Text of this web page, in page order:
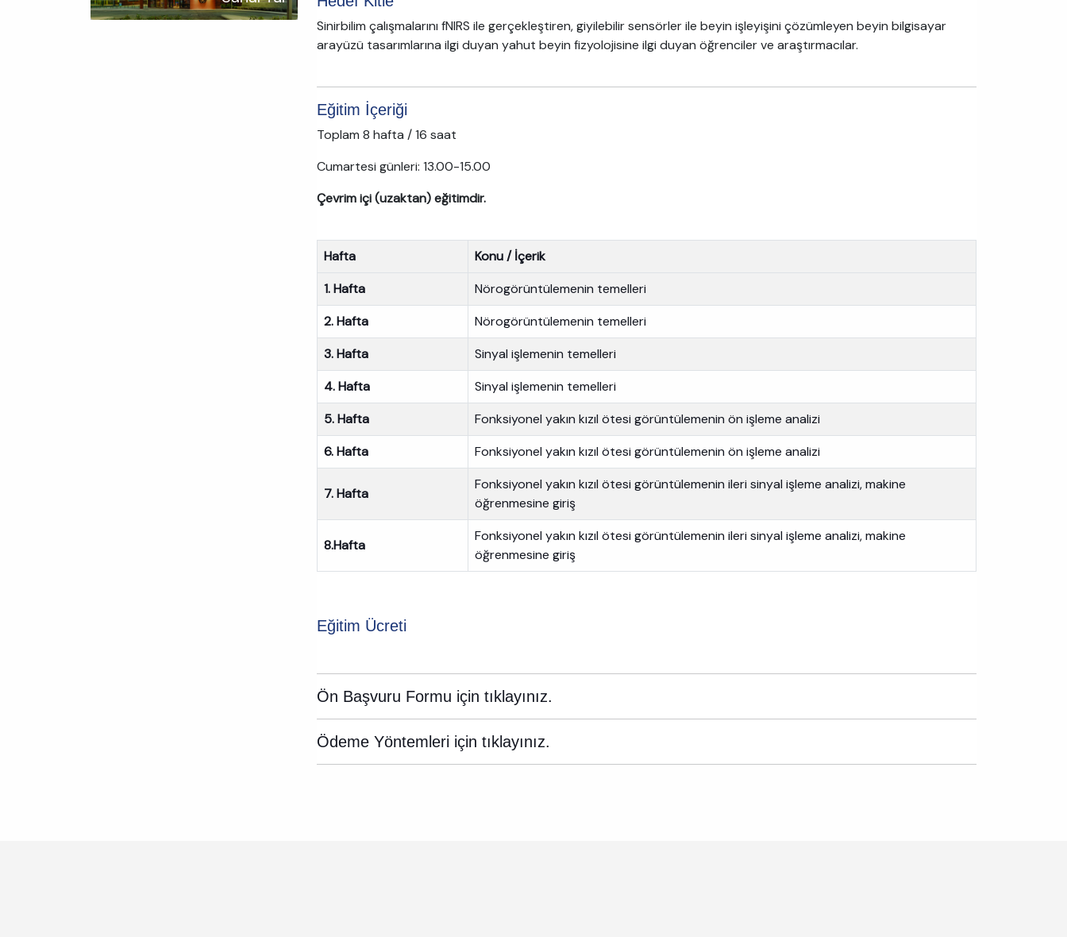
Sinirbilim çalışmalarını fNIRS ile gerçekleştiren, giyilebilir sensörler ile beyin işleyişini çözümleyen beyin bilgisayar
arayüzü tasarımlarına ilgi duyan yahut beyin fizyolojisine ilgi duyan öğrenciler ve araştırmacılar.
Eğitim İçeriği
Toplam 8 hafta / 16 saat
Cumartesi günleri: 13.00-15.00
Çevrim içi (uzaktan) eğitimdir.
Hafta
Konu / İçerik
1. Hafta
Nörogörüntülemenin temelleri
2. Hafta
Nörogörüntülemenin temelleri
3. Hafta
Sinyal işlemenin temelleri
4. Hafta
Sinyal işlemenin temelleri
5. Hafta
Fonksiyonel yakın kızıl ötesi görüntülemenin ön işleme analizi
6. Hafta
Fonksiyonel yakın kızıl ötesi görüntülemenin ön işleme analizi
7. Hafta
Fonksiyonel yakın kızıl ötesi görüntülemenin ileri sinyal işleme analizi, makine
öğrenmesine giriş
8.Hafta
Fonksiyonel yakın kızıl ötesi görüntülemenin ileri sinyal işleme analizi, makine
öğrenmesine giriş
Eğitim Ücreti
Ön Başvuru Formu için tıklayınız.
Ödeme Yöntemleri için tıklayınız.